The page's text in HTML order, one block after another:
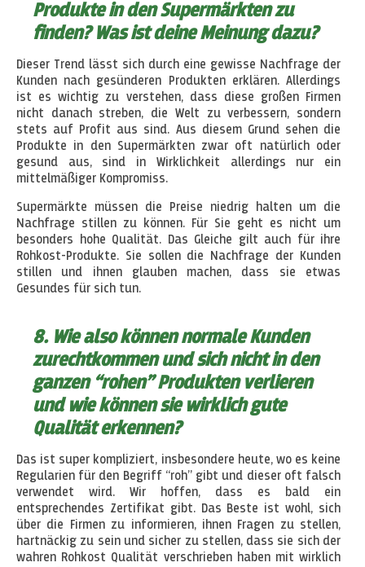
Produkte in den Supermärkten zu
finden? Was ist deine Meinung dazu?
Dieser Trend lässt sich durch eine gewisse Nachfrage der
Kunden nach gesünderen Produkten erklären. Allerdings
ist es wichtig zu verstehen, dass diese großen Firmen
nicht danach streben, die Welt zu verbessern, sondern
stets auf Profit aus sind. Aus diesem Grund sehen die
Produkte in den Supermärkten zwar oft natürlich oder
gesund aus, sind in Wirklichkeit allerdings nur ein
mittelmäßiger Kompromiss.
Supermärkte müssen die Preise niedrig halten um die
Nachfrage stillen zu können. Für Sie geht es nicht um
besonders hohe Qualität. Das Gleiche gilt auch für ihre
Rohkost-Produkte. Sie sollen die Nachfrage der Kunden
stillen und ihnen glauben machen, dass sie etwas
Gesundes für sich tun.
8. Wie also können normale Kunden
zurechtkommen und sich nicht in den
ganzen “rohen” Produkten verlieren
und wie können sie wirklich gute
Qualität erkennen?
Das ist super kompliziert, insbesondere heute, wo es keine
Regularien für den Begriff “roh” gibt und dieser oft falsch
verwendet wird. Wir hoffen, dass es bald ein
entsprechendes Zertifikat gibt. Das Beste ist wohl, sich
über die Firmen zu informieren, ihnen Fragen zu stellen,
hartnäckig zu sein und sicher zu stellen, dass sie sich der
wahren Rohkost Qualität verschrieben haben mit wirklich